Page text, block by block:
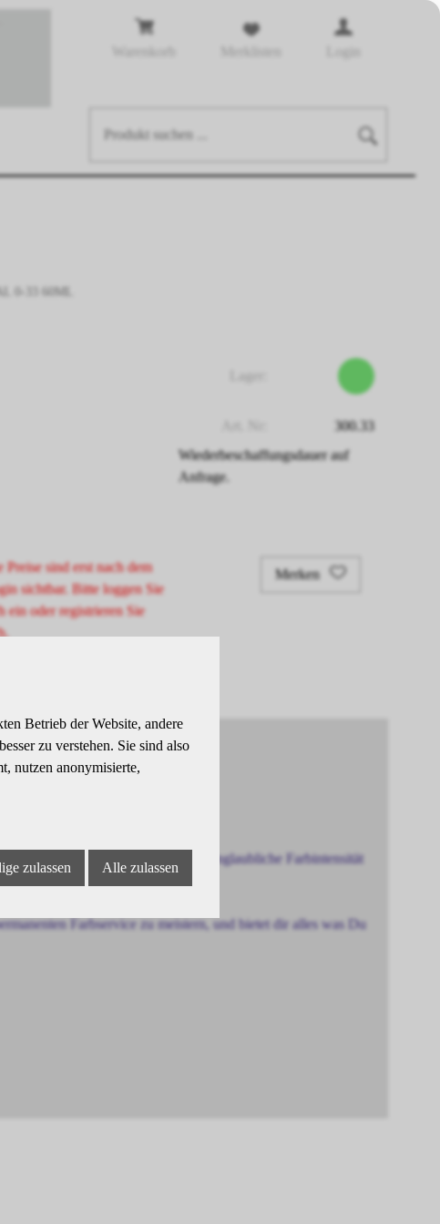
0-33 60ML
300.33
Wiederbeschaffungsdauer auf
Anfrage.
Preise sind erst nach dem
sichtbar. Bitte loggen Sie
ein oder registrieren Sie
Merken
bis zu 100% Abdeckung, unglaubliche Farbintensität
Farbservice zu meistern, und bietet dir alles was Du
Betrieb der Website, andere
zu verstehen. Sie sind also
nutzen anonymisierte,
zulassen Alle zulassen